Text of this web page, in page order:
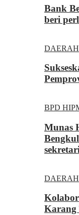
Bank
beri
DAERAH
BPD
Munas
DAERAH
Karang